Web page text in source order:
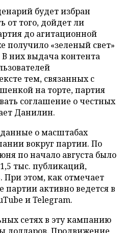
будет избран
от того, дойдет ли
до агитационной
получило «зеленый свет»
В них выдача контента
тем, связанных с
на торте, партия
соглашение о честных
Данилин.
о масштабах
вокруг партии. По
по начало августа было
тыс. публикаций,
При этом, как отмечает
активно ведется в
и Telegram.
сетях в эту кампанию